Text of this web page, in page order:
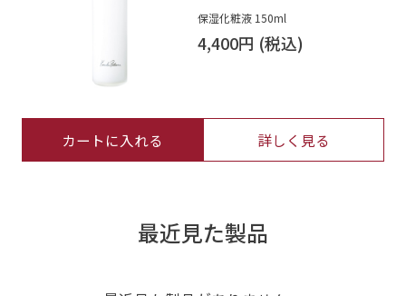
保湿化粧液 150ml
4,400円
カートに入れる 詳しく見る
最近見た製品